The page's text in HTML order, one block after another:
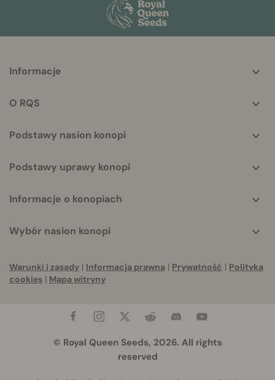
helpful
Informacje
O RQS
Podstawy nasion konopi
Podstawy uprawy konopi
Informacje o konopiach
Wybór nasion konopi
Warunki i zasady | Informacja prawna | Prywatność | Polityka
cookies | Mapa witryny
© Royal Queen Seeds, 2026. All rights
reserved